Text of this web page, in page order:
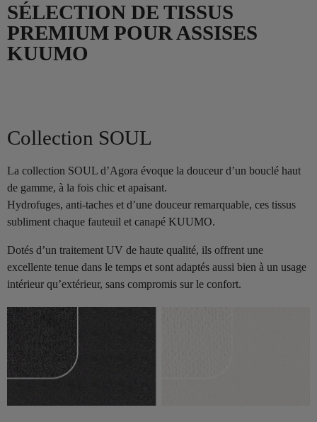
SÉLECTION DE TISSUS
PREMIUM POUR ASSISES
KUUMO
Collection SOUL
La collection SOUL d’Agora évoque la douceur d’un bouclé haut
de gamme, à la fois chic et apaisant.
Hydrofuges, anti-taches et d’une douceur remarquable, ces tissus
subliment chaque fauteuil et canapé KUUMO.
Dotés d’un traitement UV de haute qualité, ils offrent une
excellente tenue dans le temps et sont adaptés aussi bien à un usage
intérieur qu’extérieur, sans compromis sur le confort.